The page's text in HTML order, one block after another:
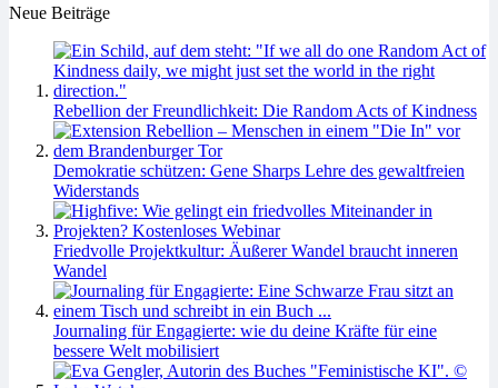
Neue Beiträge
Rebellion der Freundlichkeit: Die Random Acts of Kindness
Demokratie schützen: Gene Sharps Lehre des gewaltfreien
Widerstands
Friedvolle Projektkultur: Äußerer Wandel braucht inneren
Wandel
Journaling für Engagierte: wie du deine Kräfte für eine
bessere Welt mobilisiert